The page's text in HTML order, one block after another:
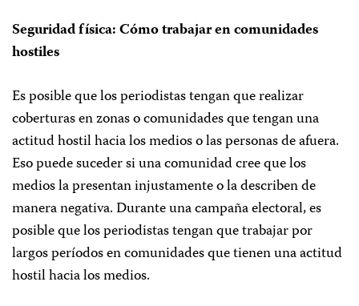
Seguridad física: Cómo trabajar en comunidades
hostiles
Es posible que los periodistas tengan que realizar
coberturas en zonas o comunidades que tengan una
actitud hostil hacia los medios o las personas de afuera.
Eso puede suceder si una comunidad cree que los
medios la presentan injustamente o la describen de
manera negativa. Durante una campaña electoral, es
posible que los periodistas tengan que trabajar por
largos períodos en comunidades que tienen una actitud
hostil hacia los medios.